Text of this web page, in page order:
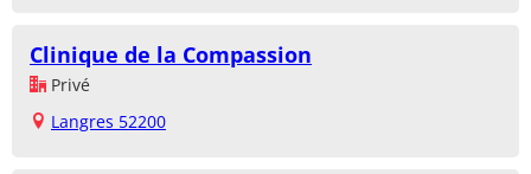
Clinique de la Compassion
Privé
Langres 52200